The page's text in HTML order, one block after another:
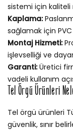
sistemi için
Kaplama:
sağlamak için
Montaj Hizmeti:
işlevselliği ve
Garanti:Üretici
vadeli kullanım
Tel Örgü Ürünleri
Tel örgü ürünleri
güvenlik, sınır